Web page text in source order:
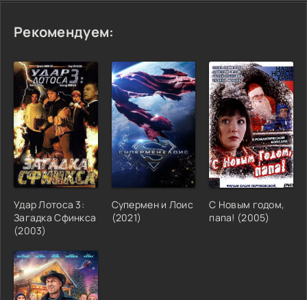
Рекомендуем:
Удар Лотоса 3:
Загадка Сфинкса
(2003)
Супермен и Лоис
(2021)
С Новым годом,
папа! (2005)